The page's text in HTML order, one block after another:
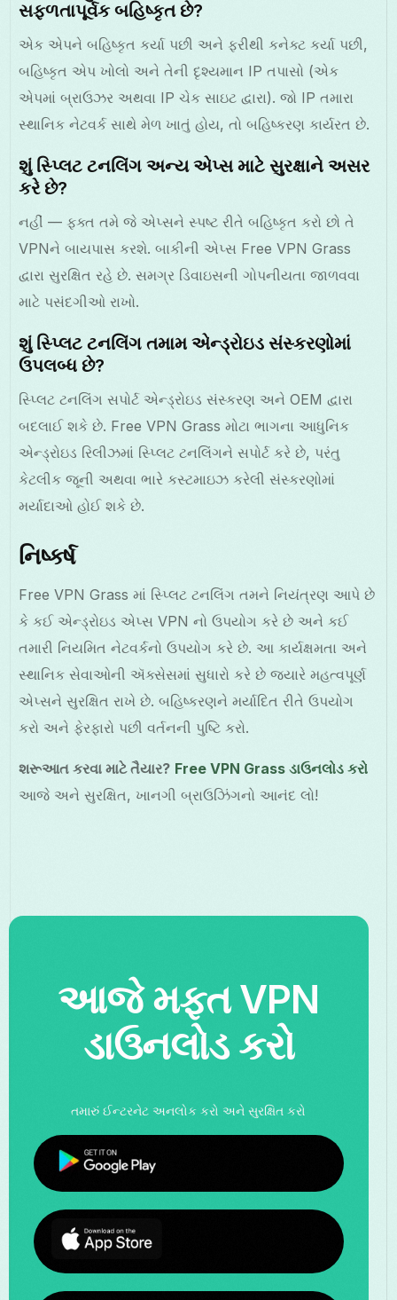
સફળતાપૂર્વક બહિષ્કૃત છે?
એક એપને બહિષ્કૃત કર્યા પછી અને ફરીથી કનેક્ટ કર્યા પછી,
બહિષ્કૃત એપ ખોલો અને તેની દૃશ્યમાન IP તપાસો (એક
એપમાં બ્રાઉઝર અથવા IP ચેક સાઇટ દ્વારા). જો IP તમારા
સ્થાનિક નેટવર્ક સાથે મેળ ખાતું હોય, તો બહિષ્કરણ કાર્યરત છે.
શું સ્પ્લિટ ટનલિંગ અન્ય એપ્સ માટે સુરક્ષાને અસર
કરે છે?
નહીં — ફક્ત તમે જે એપ્સને સ્પષ્ટ રીતે બહિષ્કૃત કરો છો તે
VPNને બાયપાસ કરશે. બાકીની એપ્સ Free VPN Grass
દ્વારા સુરક્ષિત રહે છે. સમગ્ર ડિવાઇસની ગોપનીયતા જાળવવા
માટે પસંદગીઓ રાખો.
શું સ્પ્લિટ ટનલિંગ તમામ એન્ડ્રોઇડ સંસ્કરણોમાં
ઉપલબ્ધ છે?
સ્પ્લિટ ટનલિંગ સપોર્ટ એન્ડ્રોઇડ સંસ્કરણ અને OEM દ્વારા
બદલાઈ શકે છે. Free VPN Grass મોટા ભાગના આધુનિક
એન્ડ્રોઇડ રિલીઝમાં સ્પ્લિટ ટનલિંગને સપોર્ટ કરે છે, પરંતુ
કેટલીક જૂની અથવા ભારે કસ્ટમાઇઝ કરેલી સંસ્કરણોમાં
મર્યાદાઓ હોઈ શકે છે.
નિષ્કર્ષ
Free VPN Grass માં સ્પ્લિટ ટનલિંગ તમને નિયંત્રણ આપે છે
કે કઈ એન્ડ્રોઇડ એપ્સ VPN નો ઉપયોગ કરે છે અને કઈ
તમારી નિયમિત નેટવર્કનો ઉપયોગ કરે છે. આ કાર્યક્ષમતા અને
સ્થાનિક સેવાઓની ઍક્સેસમાં સુધારો કરે છે જ્યારે મહત્વપૂર્ણ
એપ્સને સુરક્ષિત રાખે છે. બહિષ્કરણને મર્યાદિત રીતે ઉપયોગ
કરો અને ફેરફારો પછી વર્તનની પુષ્ટિ કરો.
શરૂઆત કરવા માટે તૈયાર? Free VPN Grass ડાઉનલોડ કરો
આજે અને સુરક્ષિત, ખાનગી બ્રાઉઝિંગનો આનંદ લો!
આજે મફત VPN
ડાઉનલોડ કરો
તમારું ઈન્ટરનેટ અનલોક કરો અને સુરક્ષિત કરો